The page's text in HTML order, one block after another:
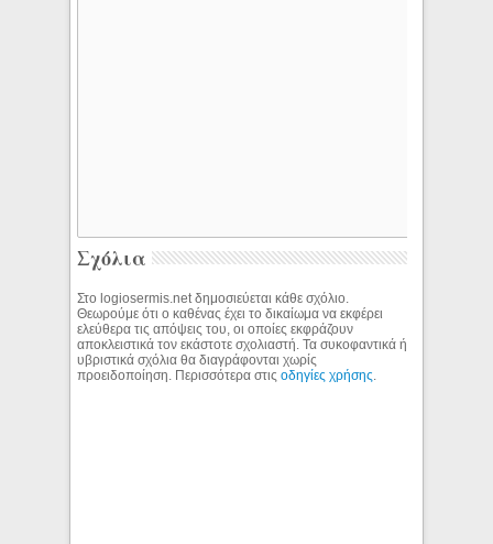
Σχόλια
Στο logiosermis.net δημοσιεύεται κάθε σχόλιο.
Θεωρούμε ότι ο καθένας έχει το δικαίωμα να εκφέρει
ελεύθερα τις απόψεις του, οι οποίες εκφράζουν
αποκλειστικά τον εκάστοτε σχολιαστή. Τα συκοφαντικά ή
υβριστικά σχόλια θα διαγράφονται χωρίς
προειδοποίηση. Περισσότερα στιςοδηγίες χρήσης